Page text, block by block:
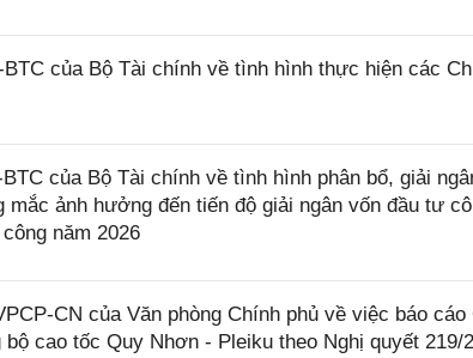
BTC của Bộ Tài chính về tình hình thực hiện các
của Bộ Tài chính về tình hình phân bổ, giải
mắc ảnh hưởng đến tiến độ giải ngân vốn đầu tư
năm 2026
CN của Văn phòng Chính phủ về việc báo
cao tốc Quy Nhơn - Pleiku theo Nghị quyết 219/